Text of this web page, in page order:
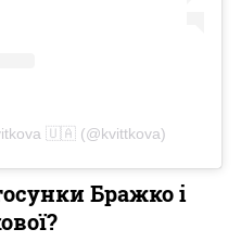
🇺🇦 (@kvittkova)
Бражко і